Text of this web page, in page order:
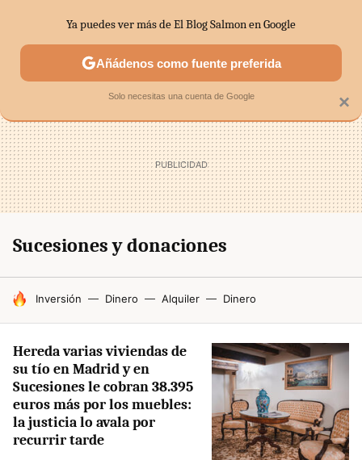
SECTORES ECONOMÍA DOMÉSTICA MERCADOS
Sucesiones y donaciones
HOY SE HABLA DE
Inversión Dinero Alquiler Dinero
Hereda varias viviendas de
su tío en Madrid y en
Sucesiones le cobran 38.395
euros más por los muebles:
la justicia lo avala por
recurrir tarde
×
Ya puedes ver más de El Blog Salmon en Google
Añádenos como fuente preferida
Solo necesitas una cuenta de Google